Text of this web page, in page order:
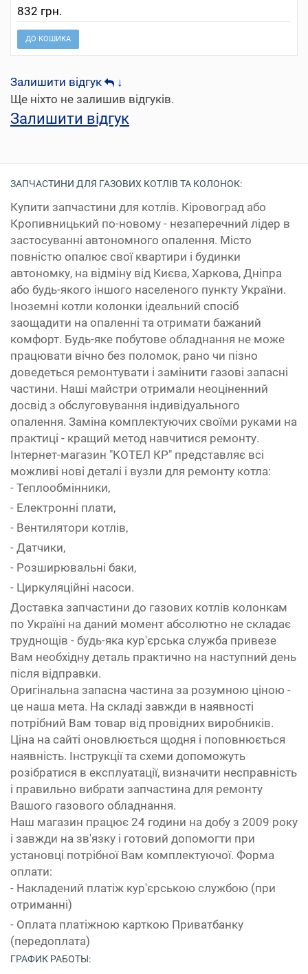
832 грн.
ДО КОШИКА
Залишити відгук
↓
Ще ніхто не залишив відгуків.
Залишити відгук
ЗАПЧАСТИНИ ДЛЯ ГАЗОВИХ КОТЛІВ ТА КОЛОНОК:
Купити запчастини для котлів. Кіровоград або
Кропивницький по-новому - незаперечний лідер в
застосуванні автономного опалення. Місто
повністю опалює свої квартири і будинки
автономку, на відміну від Києва, Харкова, Дніпра
або будь-якого іншого населеного пункту України.
Іноземні котли колонки ідеальний спосіб
заощадити на опаленні та отримати бажаний
комфорт. Будь-яке побутове обладнання не може
працювати вічно без поломок, рано чи пізно
доведеться ремонтувати і замінити газові запасні
частини. Наші майстри отримали неоціненний
досвід з обслуговування індивідуального
опалення. Заміна комплектуючих своїми руками на
практиці - кращий метод навчитися ремонту.
Інтернет-магазин "КОТЕЛ КР" представляє всі
можливі нові деталі і вузли для ремонту котла:
- Теплообмінники,
- Електронні плати,
- Вентилятори котлів,
- Датчики,
- Розширювальні баки,
- Циркуляційні насоси.
Доставка запчастини до газових котлів колонкам
по Україні на даний момент абсолютно не складає
труднощів - будь-яка кур'єрська служба привезе
Вам необхідну деталь практично на наступний день
після відправки.
Оригінальна запасна частина за розумною ціною -
це наша мета. На складі завжди в наявності
потрібний Вам товар від провідних виробників.
Ціна на сайті оновлюється щодня і поповнюється
наявність. Інструкції та схеми допоможуть
розібратися в експлуатації, визначити несправність
і правильно вибрати запчастина для ремонту
Вашого газового обладнання.
Наш магазин працює 24 години на добу з 2009 року
і завжди на зв'язку і готовий допомогти при
установці потрібної Вам комплектуючої. Форма
оплати:
- Накладений платіж кур'єрською службою (при
отриманні)
- Оплата платіжною карткою Приватбанку
(передоплата)
ГРАФИК РАБОТЫ: